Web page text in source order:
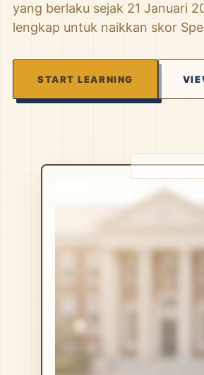
yang berlaku sejak 21 Januari
lengkap untuk naikkan skor
START LEARNING